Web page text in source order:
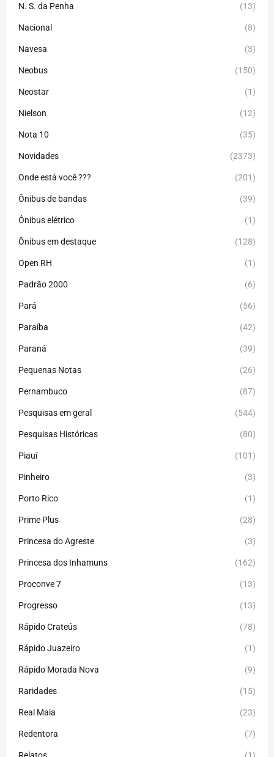
N. S. da Penha (13)
Nacional (8)
Navesa (3)
Neobus (150)
Neostar (1)
Nielson (12)
Nota 10 (35)
Novidades (2373)
Onde está você ??? (201)
Ônibus de bandas (39)
Ônibus elétrico (1)
Ônibus em destaque (128)
Open RH (1)
Padrão 2000 (6)
Pará (56)
Paraíba (42)
Paraná (39)
Pequenas Notas (26)
Pernambuco (87)
Pesquisas em geral (544)
Pesquisas Históricas (80)
Piauí (101)
Pinheiro (3)
Porto Rico (1)
Prime Plus (28)
Princesa do Agreste (3)
Princesa dos Inhamuns (162)
Proconve 7 (13)
Progresso (13)
Rápido Crateús (78)
Rápido Juazeiro (1)
Rápido Morada Nova (9)
Raridades (15)
Real Maia (23)
Redentora (7)
Relatos (1)